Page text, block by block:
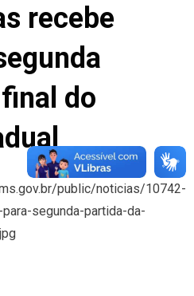
recebe
do
public/noticias/10742-
segunda-partida-da-